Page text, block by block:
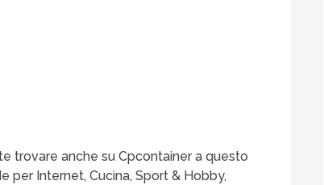
trovare anche su Cpcontainer a questo
per Internet, Cucina, Sport & Hobby,